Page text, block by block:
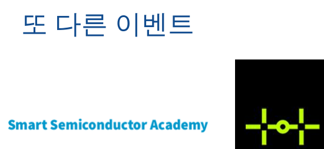
또 다른 이벤트